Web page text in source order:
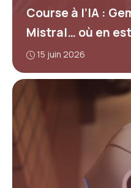
Course à l’IA :
Mistral… où en
15 juin 2026